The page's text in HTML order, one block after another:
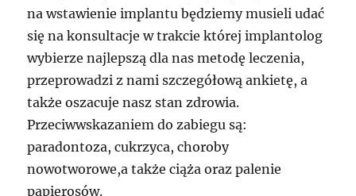
na wstawienie implantu będziemy musieli udać
się na konsultacje w trakcie której implantolog
wybierze najlepszą dla nas metodę leczenia,
przeprowadzi z nami szczegółową ankietę, a
także oszacuje nasz stan zdrowia.
Przeciwwskazaniem do zabiegu są:
paradontoza, cukrzyca, choroby
nowotworowe,a także ciąża oraz palenie
papierosów.